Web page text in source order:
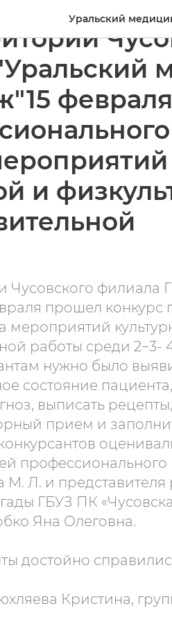
Уральский
и
Чусовского
прошел конкурс
мероприятий
работы среди 2−3-
нужно было
состояние
выписать
прием и
М. Л. и
ГБУЗ ПК
Яна Олеговна.
достойно
Кристина,